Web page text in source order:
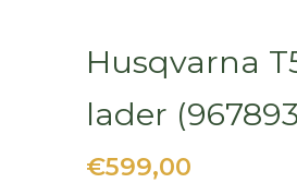
Husqvarna
lader
€599,00